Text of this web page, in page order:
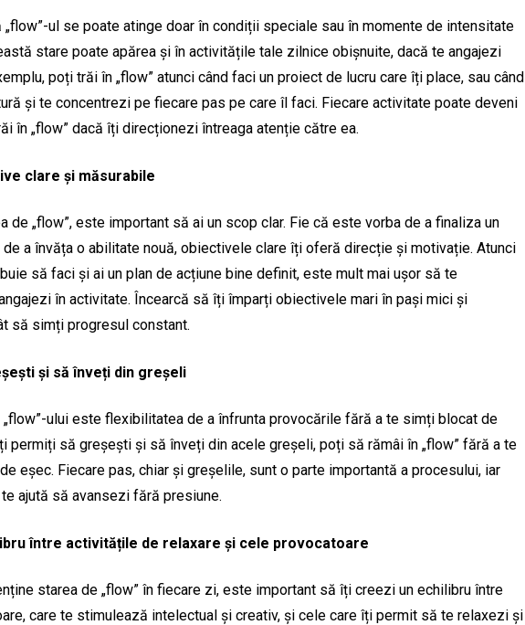
ul se poate atinge doar în condiții speciale sau în momente de intensitate
stare poate apărea și în activitățile tale zilnice obișnuite, dacă te angajezi
poți trăi în „flow” atunci când faci un proiect de lucru care îți place, sau când
și te concentrezi pe fiecare pas pe care îl faci. Fiecare activitate poate deveni
în „flow” dacă îți direcționezi întreaga atenție către ea.
clare și măsurabile
de „flow”, este important să ai un scop clar. Fie că este vorba de a finaliza un
a învăța o abilitate nouă, obiectivele clare îți oferă direcție și motivație. Atunci
să faci și ai un plan de acțiune bine definit, este mult mai ușor să te
în activitate. Încearcă să îți împarți obiectivele mari în pași mici și
să simți progresul constant.
și să înveți din greșeli
„flow”-ului este flexibilitatea de a înfrunta provocările fără a te simți blocat de
permiți să greșești și să înveți din acele greșeli, poți să rămâi în „flow” fără a te
eșec. Fiecare pas, chiar și greșelile, sunt o parte importantă a procesului, iar
ajută să avansezi fără presiune.
între activitățile de relaxare și cele provocatoare
starea de „flow” în fiecare zi, este important să îți creezi un echilibru între
care te stimulează intelectual și creativ, și cele care îți permit să te relaxezi și